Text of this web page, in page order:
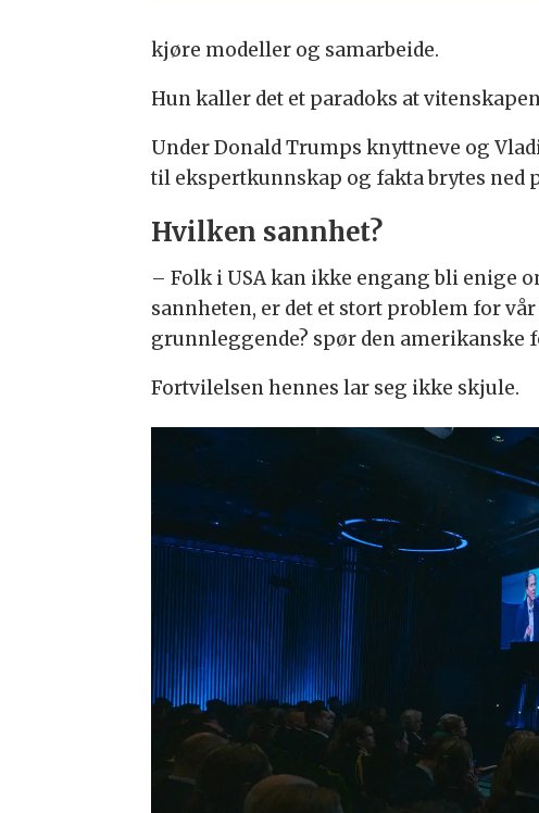
kjøre modeller og samarbeide.
Hun kaller det et paradoks at
Under Donald Trumps knyttneve og
til ekspertkunnskap og fakta brytes
Hvilken sannhet?
– Folk i USA kan ikke engang bli enige
sannheten, er det et stort problem for
grunnleggende? spør den amerikanske
Fortvilelsen hennes lar seg ikke skjule.